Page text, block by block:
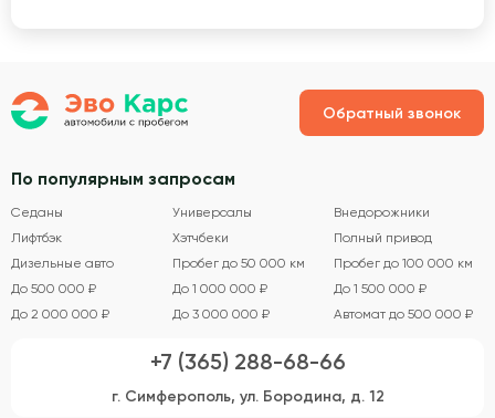
Обратный звонок
По популярным запросам
Седаны Универсалы
Внедорожники
Лифтбэк
Хэтчбеки
Полный привод
Дизельные авто
Пробег до 50 000 км
Пробег до 100 000 км
До 500 000 ₽
До 1 000 000 ₽
До 1 500 000 ₽
До 2 000 000 ₽
До 3 000 000 ₽ Автомат до 500 000 ₽
+7 (365) 288-68-66
г. Симферополь, ул. Бородина, д. 12